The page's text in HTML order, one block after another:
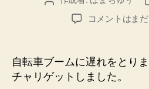
LOUIS
イ
ガ
ノ
コメントはま
自転車ブームに遅れをとり
チャリゲットしました。